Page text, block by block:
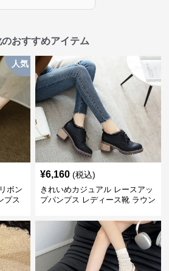
おすすめアイテム
人気
ボン
プス
¥6,160 (税込)
きれいめカジュアル レースアッ
プパンプス レディース靴 ラウン
上品 カジュアルシューズ